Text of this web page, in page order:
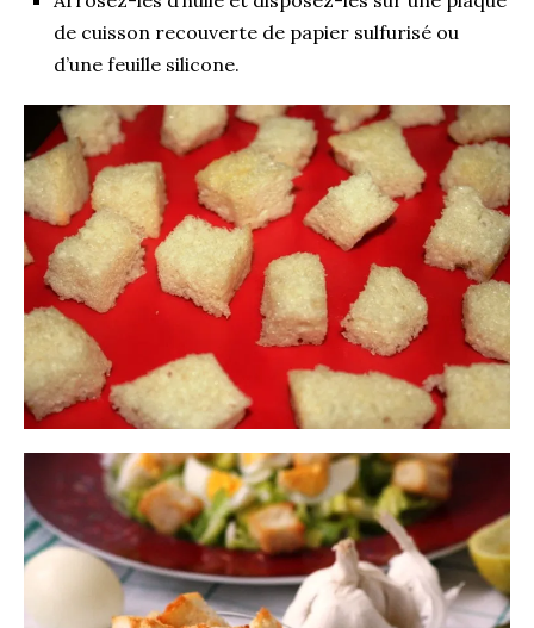
de cuisson recouverte de papier sulfurisé ou
d’une feuille silicone.